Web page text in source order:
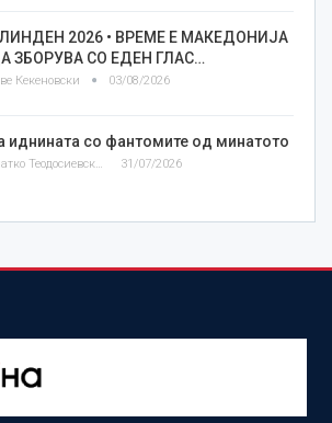
2026 • ВРЕМЕ Е МАКЕДОНИЈА
ЗБОРУВА СО ЕДЕН ГЛАС…
Кекеновски 03/08/2026
иднината со фантомите од минатото
31/07/2026